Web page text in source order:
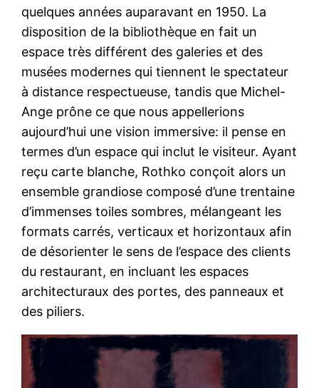
quelques années auparavant en 1950. La
disposition de la bibliothèque en fait un
espace très différent des galeries et des
musées modernes qui tiennent le spectateur
à distance respectueuse, tandis que Michel-
Ange prône ce que nous appellerions
aujourd’hui une vision immersive: il pense en
termes d’un espace qui inclut le visiteur. Ayant
reçu carte blanche, Rothko conçoit alors un
ensemble grandiose composé d’une trentaine
d’immenses toiles sombres, mélangeant les
formats carrés, verticaux et horizontaux afin
de désorienter le sens de l’espace des clients
du restaurant, en incluant les espaces
architecturaux des portes, des panneaux et
des piliers.